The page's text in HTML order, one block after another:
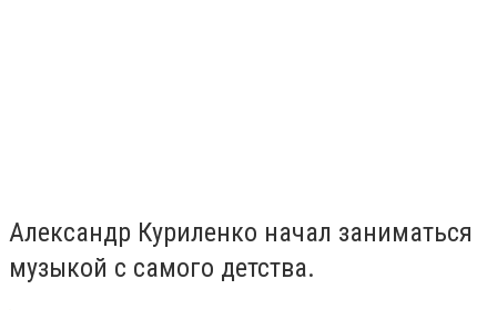
Александр Куриленко начал заниматься
музыкой с самого детства.